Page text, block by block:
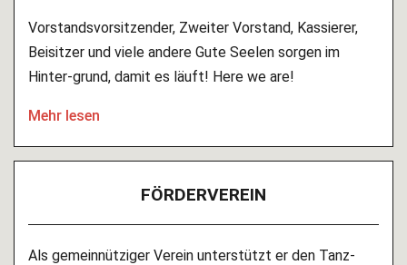
Vorstandsvorsitzender, Zweiter Vorstand, Kassierer,
Beisitzer und viele andere Gute Seelen sorgen im
Hinter-grund, damit es läuft! Here we are!
Mehr lesen
FÖRDER­VEREIN
Als gemeinnütziger Verein unterstützt er den Tanz­